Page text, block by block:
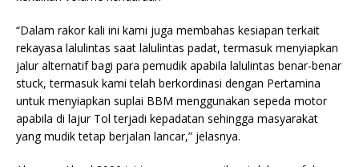
“Dalam rakor kali ini kami juga membahas kesiapan terkait
rekayasa lalulintas saat lalulintas padat, termasuk menyiapkan
jalur alternatif bagi para pemudik apabila lalulintas benar-benar
stuck, termasuk kami telah berkordinasi dengan Pertamina
untuk menyiapkan suplai BBM menggunakan sepeda motor
apabila di lajur Tol terjadi kepadatan sehingga masyarakat
yang mudik tetap berjalan lancar,” jelasnya.